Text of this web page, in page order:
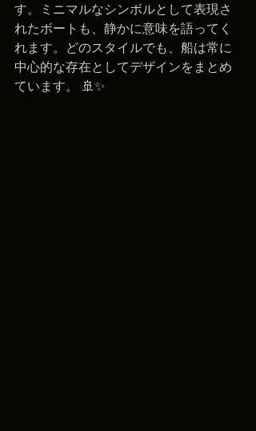
す。ミニマルなシンボルとして表現さ
れたボートも、静かに意味を語ってく
れます。どのスタイルでも、船は常に
中心的な存在としてデザインをまとめ
ています。 🚢✨